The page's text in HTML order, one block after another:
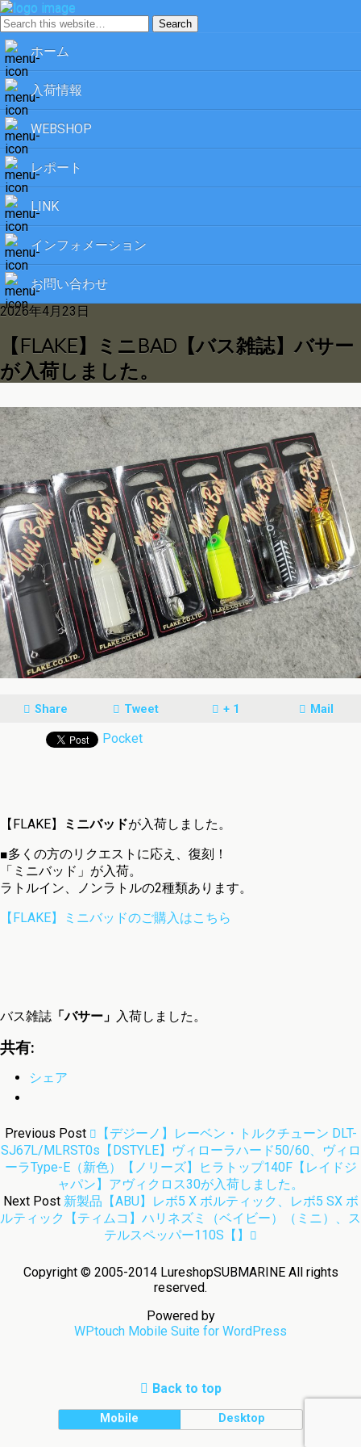
ホーム
入荷情報
WEBSHOP
レポート
LINK
インフォメーション
お問い合わせ
2026年4月23日
【FLAKE】ミニBAD【バス雑誌】バサー
が入荷しました。
Share Tweet + 1 Mail
Pocket
【FLAKE】 ミニバッドが入荷しました。
■多くの方のリクエストに応え、復刻！
「ミニバッド」が入荷。
ラトルイン、ノンラトルの2種類あります。
【FLAKE】ミニバッドのご購入はこちら
バス雑誌 「バサー」 入荷しました。
共有:
シェア
Previous Post
【デジーノ】レーベン・トルクチューン DLT-
SJ67L/MLRST0s【DSTYLE】ヴィローラハード50/60、ヴィロ
ーラType-E（新色）【ノリーズ】ヒラトップ140F【レイドジ
ャパン】アヴィクロス30が入荷しました。
Next Post 新製品【ABU】レボ5 X ボルティック、レボ5 SX ボ
ルティック【ティムコ】ハリネズミ（ベイビー）（ミニ）、ス
テルスペッパー110S【】
Copyright © 2005-2014 LureshopSUBMARINE All rights
reserved.
Powered by
WPtouch Mobile Suite for WordPress
Back to top
Mobile Desktop